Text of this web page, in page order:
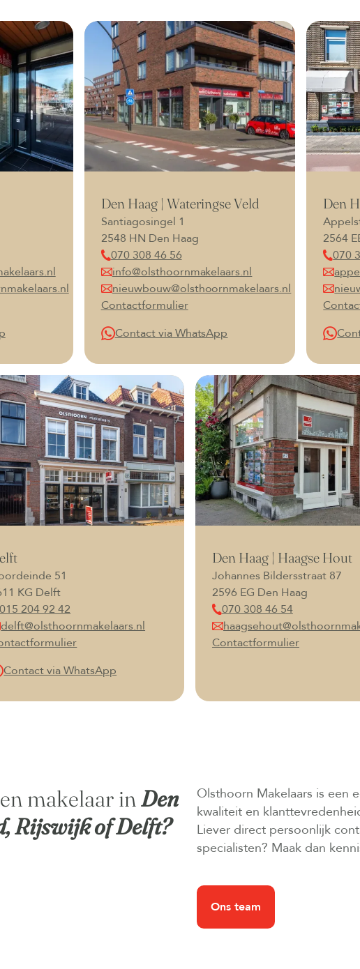
Den Haag | Wateringse Veld
Santiagosingel 1
2548 HN Den Haag
070 308 46 56
info@olsthoornmakelaars.nl
nieuwbouw@olsthoornmakelaars.nl
Contactformulier
Contact via WhatsApp
Den
2564
070
51
KG Delft
015 204 92 42
delft@olsthoornmakelaars.nl
Contact via WhatsApp
Den Haag | Haagse Hout
Johannes Bildersstraat 87
2596 EG Den Haag
070 308 46 54
Contactformulier
makelaar inDen
Rijswijk of Delft?
Olsthoorn Makelaars is een
kwaliteit en
Liever direct persoonlijk
specialisten? Maak dan
Ons team